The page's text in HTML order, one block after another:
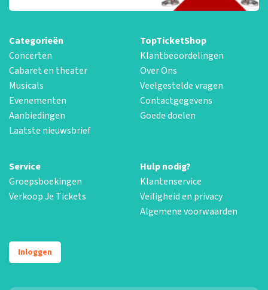
Categorieën
Concerten
Cabaret en theater
Musicals
Evenementen
Aanbiedingen
Laatste nieuwsbrief
TopTicketShop
Klantbeoordelingen
Over Ons
Veelgestelde vragen
Contactgegevens
Goede doelen
Service
Groepsboekingen
Verkoop Je Tickets
Hulp nodig?
Klantenservice
Veiligheid en privacy
Algemene voorwaarden
Inloggen